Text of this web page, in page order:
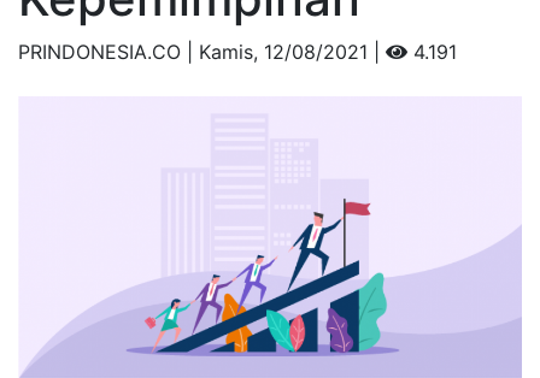
PRINDONESIA.CO | Kamis, 12/08/2021 | 4.191